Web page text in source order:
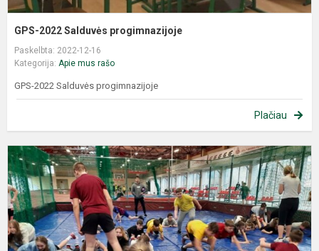
GPS-2022 Salduvės progimnazijoje
Paskelbta: 2022-12-16
Kategorija: Apie mus rašo
GPS-2022 Salduvės progimnazijoje
Plačiau